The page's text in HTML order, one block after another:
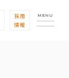
採用
情報
MENU